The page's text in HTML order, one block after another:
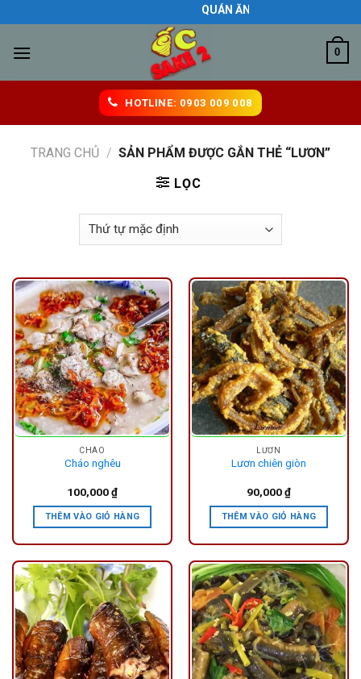
to
content
QUÁN ĂN NGON BIÊN HÒA
0
HOTLINE: 0903 009 008
TRANG CHỦ / SẢN PHẨM ĐƯỢC GẮN THẺ “LƯƠN”
LỌC
CHÁO
Cháo nghêu
100,000₫
THÊM VÀO GIỎ HÀNG
LƯƠN
Lươn chiên giòn
90,000₫
THÊM VÀO GIỎ HÀNG